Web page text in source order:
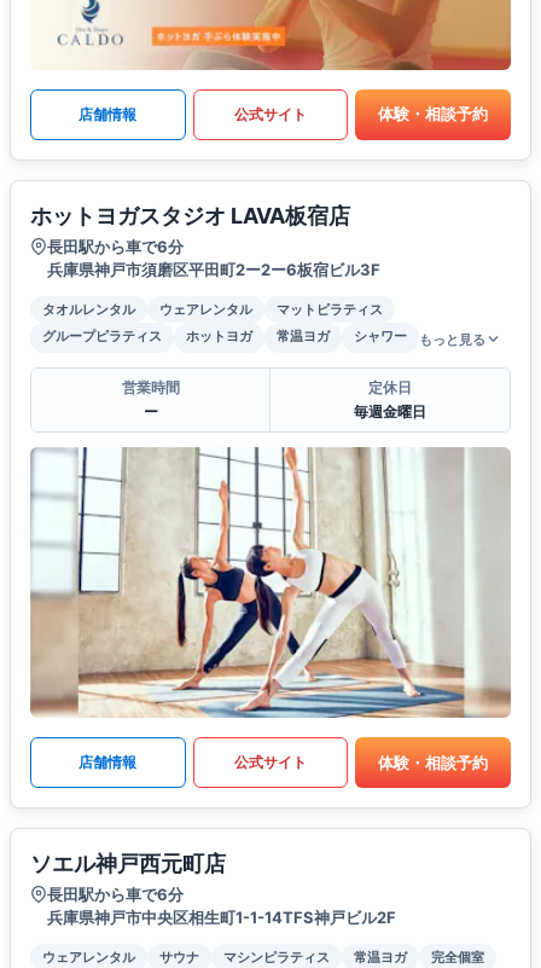
店舗情報 公式サイト 体験・相談予約
ホットヨガスタジオ LAVA板宿店
長田駅から車で6分
兵庫県神戸市須磨区平田町2ー2ー6板宿ビル3F
タオルレンタル ウェアレンタル
マットピラティス
グループピラティス
ホットヨガ 常温ヨガ シャワー もっと見る
営業時間
ー
定休日
毎週金曜日
店舗情報 公式サイト 体験・相談予約
ソエル神戸西元町店
長田駅から車で6分
兵庫県神戸市中央区相生町1-1-14TFS神戸ビル2F
ウェアレンタル サウナ マシンピラティス 常温ヨガ
完全個室